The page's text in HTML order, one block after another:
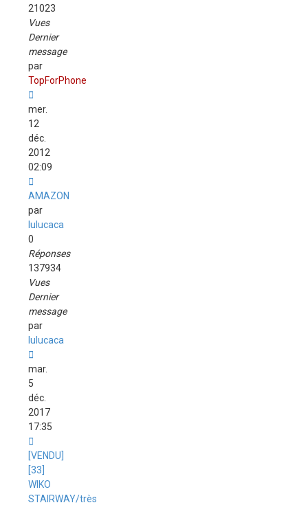
21023
Vues
Dernier
message
par
TopForPhone
mer.
12
déc.
2012
02:09
AMAZON
par
lulucaca
0
Réponses
137934
Vues
Dernier
message
par
lulucaca
mar.
5
déc.
2017
17:35
[VENDU]
[33]
WIKO
STAIRWAY/très